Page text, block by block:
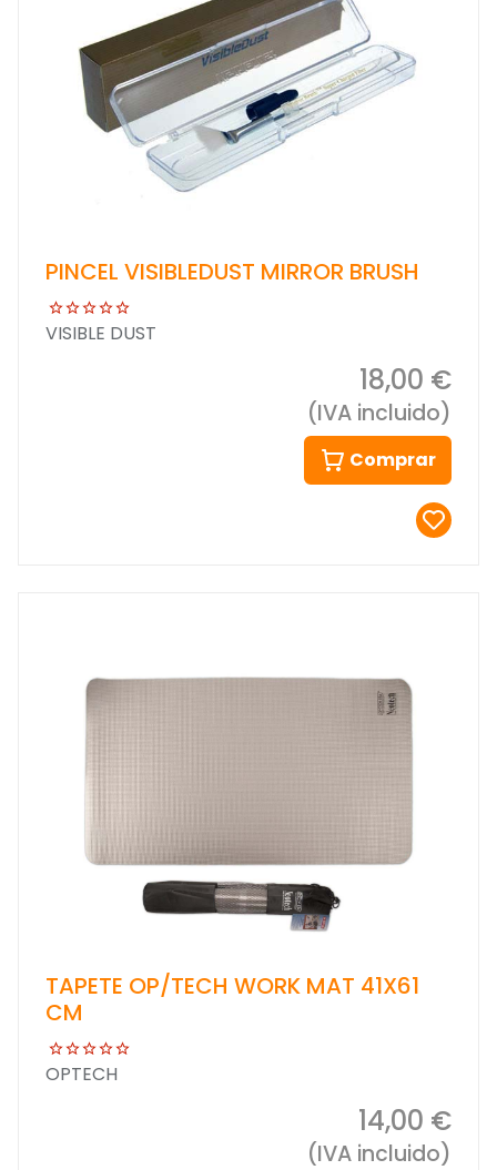
PINCEL VISIBLEDUST MIRROR BRUSH
VISIBLE DUST
18,00 €
(IVA incluido)
Comprar
TAPETE OP/TECH WORK MAT 41X61
CM
OPTECH
14,00 €
(IVA incluido)